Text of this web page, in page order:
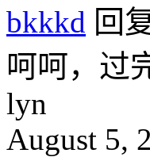
bkkkd 回
呵呵，过
lyn
August 5,